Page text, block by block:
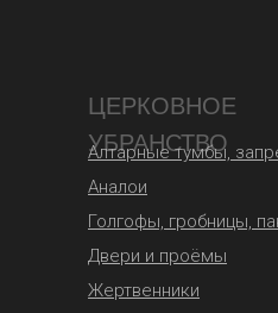
ЦЕРКОВНОЕ
УБРАНСТВО
Алтарные тумбы,
Аналои
Голгофы, гробницы,
Двери и проёмы
Жертвенники